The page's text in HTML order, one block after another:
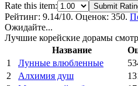
Rate this item: Submit
Рейтинг: 9.14/10. Оценок: 350.
Ожидайте...
Лучшие корейские дорамы
Название
1
Лунные влюбленные
2
Алхимия душ